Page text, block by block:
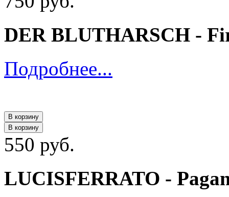
DER BLUTHARSCH -
Подробнее...
В корзину
В корзину
550 руб.
LUCISFERRATO -